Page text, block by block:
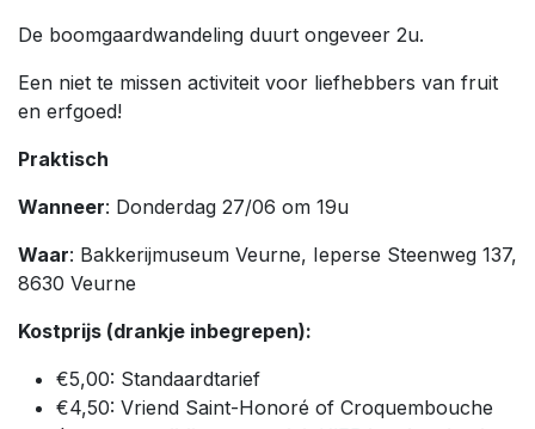
De boomgaardwandeling duurt ongeveer 2u.
Een niet te missen activiteit voor liefhebbers van fruit
en erfgoed!
Praktisch
Wanneer: Donderdag 27/06 om 19u
Waar: Bakkerijmuseum Veurne, Ieperse Steenweg 137,
8630 Veurne
Kostprijs (drankje inbegrepen):
€5,00: Standaardtarief
€4,50: Vriend Saint-Honoré of Croquembouche